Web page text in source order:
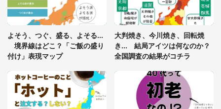
座布団だろ」「食パンの耳」と1.4万人困惑
っ暗な道で遭難状態。なんとか見つけた民家に助け
を求めると、住人の男性が...」
よそう、つぐ、盛る、よそる...
境界線はどこ？「ご飯の盛り
付け」表現マップ
大判焼き、今川焼き、回転焼
き... 結局アイツは何なのか？
全国調査の結果がコチラ